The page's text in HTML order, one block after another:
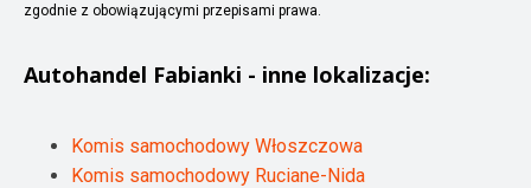
zgodnie z obowiązującymi przepisami prawa.
Autohandel Fabianki - inne lokalizacje:
Komis samochodowy Włoszczowa
Komis samochodowy Ruciane-Nida